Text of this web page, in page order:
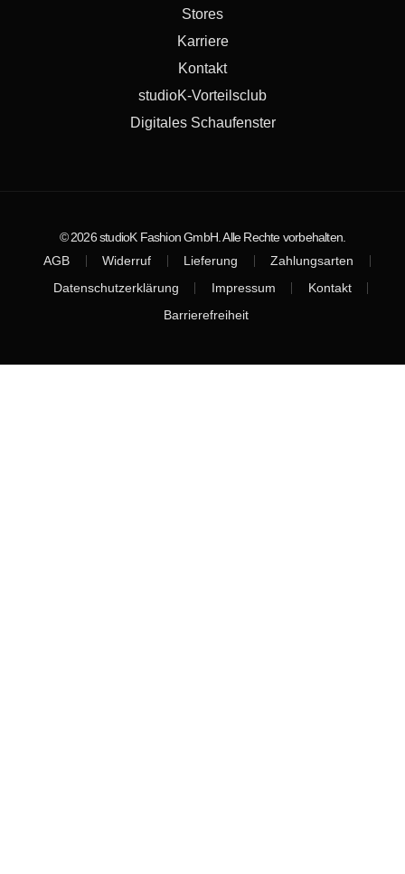
Stores
Karriere
Kontakt
studioK-Vorteilsclub
Digitales Schaufenster
© 2026 studioK Fashion GmbH. Alle Rechte vorbehalten.
AGB
Widerruf Lieferung
Zahlungsarten
Datenschutzerklärung
Impressum
Kontakt
Barrierefreiheit